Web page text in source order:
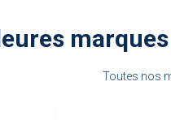
Toutes nos